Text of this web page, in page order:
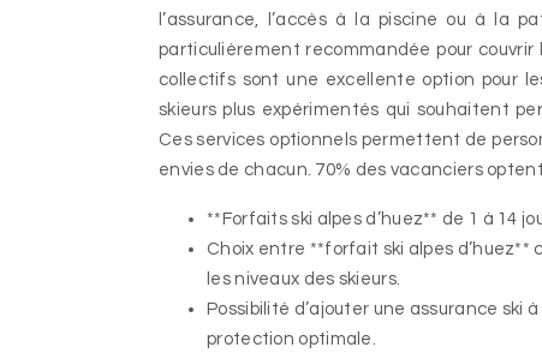
l’assurance, l’accès à la piscine ou à la
particulièrement recommandée pour couvrir
collectifs sont une excellente option pour
skieurs plus expérimentés qui souhaitent
Ces services optionnels permettent de
envies de chacun. 70% des vacanciers optent
**Forfaits ski alpes d’huez** de 1 à 14
Choix entre **forfait ski alpes d’huez**
les niveaux des skieurs.
Possibilité d’ajouter une assurance ski
protection optimale.